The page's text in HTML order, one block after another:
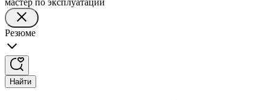
мастер по эксплуатации
Резюме
Найти